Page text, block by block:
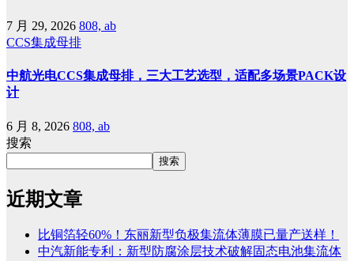
7 月 29, 2026 808, ab
CCS集成母排
中航光电CCS集成母排，三大工艺选型，适配多场景PACK设
计
6 月 8, 2026 808, ab
搜索
搜索
近期文章
比铜箔轻60%！东丽新型负极集流体薄膜已量产送样！
中汽新能专利：新型防腐涂层技术破解固态电池集流体